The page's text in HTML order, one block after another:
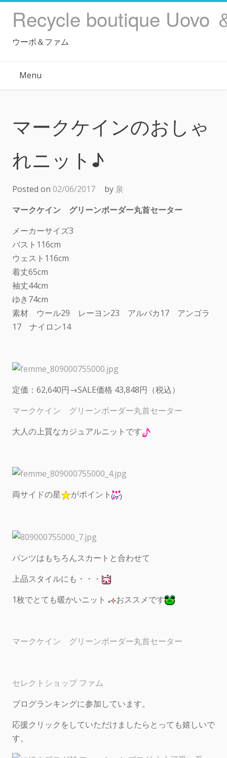
Recycle boutique Uovo
ウーボ＆ファム
Menu
マークケインのおしゃ
れニット♪
Posted on 02/06/2017 by 泉
マークケイン グリーンボーダー丸首セーター
メーカーサイズ3
バスト116cm
ウェスト116cm
着丈65cm
袖丈44cm
ゆき74cm
素材 ウール29 レーヨン23 アルパカ17 アンゴラ
17 ナイロン14
定価：62,640円→SALE価格 43,848円（税込）
マークケイン グリーンボーダー丸首セーター
大人の上質なカジュアルニットです
両サイドの星 がポイント
パンツはもちろんスカートと合わせて
上品スタイルにも・・・
1枚でとても暖かいニット
おススメです
マークケイン グリーンボーダー丸首セーター
セレクトショップ ファム
ブログランキングに参加しています。
応援クリックをしていただけましたらとっても嬉しいで
す。